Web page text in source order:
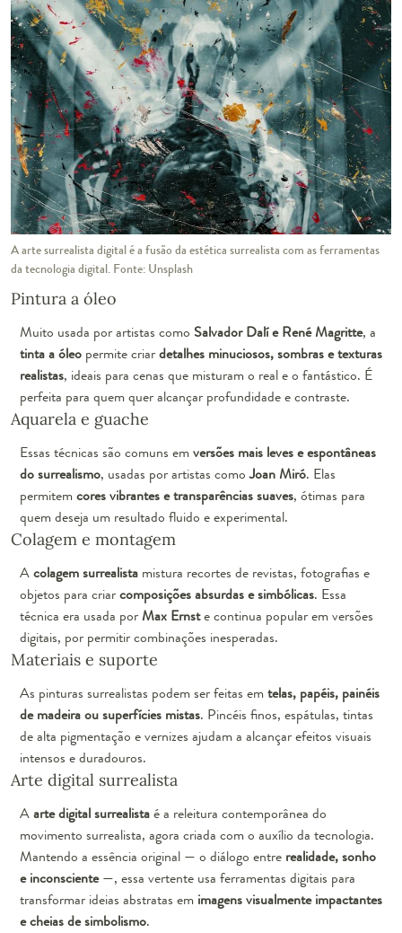
A arte surrealista digital é a fusão da estética surrealista com as ferramentas
da tecnologia digital. Fonte: Unsplash
Pintura a óleo
Muito usada por artistas como Salvador Dalí e René Magritte, a
tinta a óleo permite criardetalhes minuciosos, sombras e texturas
realistas, ideais para cenas que misturam o real e o fantástico. É
perfeita para quem quer alcançar profundidade e contraste.
Aquarela e guache
Essas técnicas são comuns emversões mais leves e espontâneas
do surrealismo, usadas por artistas comoJoan Miró. Elas
permitemcores vibrantes e transparências suaves, ótimas para
quem deseja um resultado fluido e experimental.
Colagem e montagem
Acolagem surrealista mistura recortes de revistas, fotografias e
objetos para criarcomposições absurdas e simbólicas. Essa
técnica era usada por Max Ernste continua popular em versões
digitais, por permitir combinações inesperadas.
Materiais e suporte
As pinturas surrealistas podem ser feitas emtelas, papéis, painéis
de madeira ou superfícies mistas. Pincéis finos, espátulas, tintas
de alta pigmentação e vernizes ajudam a alcançar efeitos visuais
intensos e duradouros.
Arte digital surrealista
Aarte digital surrealistaé a releitura contemporânea do
movimento surrealista, agora criada com o auxílio da tecnologia.
Mantendo a essência original — o diálogo entre realidade, sonho
e inconsciente—, essa vertente usa ferramentas digitais para
transformar ideias abstratas em imagens visualmente impactantes
e cheias de simbolismo.